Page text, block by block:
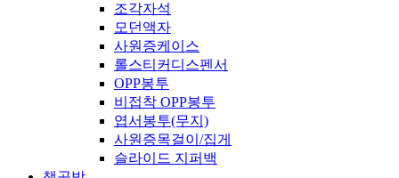
조각자석
모던액자
사원증케이스
롤스티커디스펜서
OPP봉투
비접착 OPP봉투
엽서봉투(무지)
사원증목걸이/집게
슬라이드 지퍼백